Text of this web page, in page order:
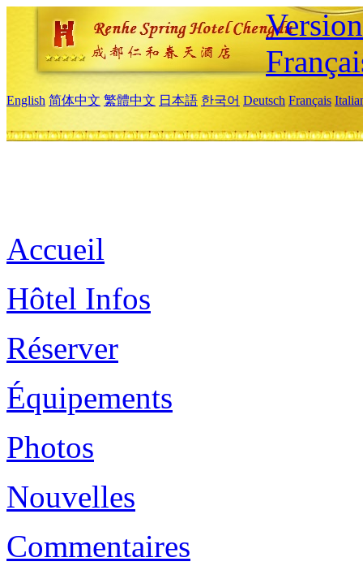
English 简体中文 繁體中文 日本語 한국어 Deutsch Français
Accueil
Hôtel Infos
Réserver
Équipements
Photos
Nouvelles
Commentaires